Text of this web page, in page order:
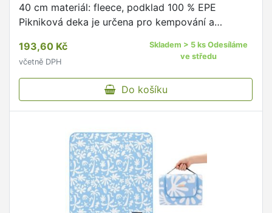
40 cm materiál: fleece, podklad 100 % EPE
Pikniková deka je určena pro kempování a
193,60 Kč
včetně DPH
Skladem > 5 ks Odesíláme
ve středu
Do košíku